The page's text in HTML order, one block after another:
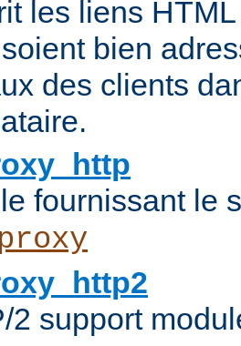
les liens
bien
des clients
fournissant le
2 support